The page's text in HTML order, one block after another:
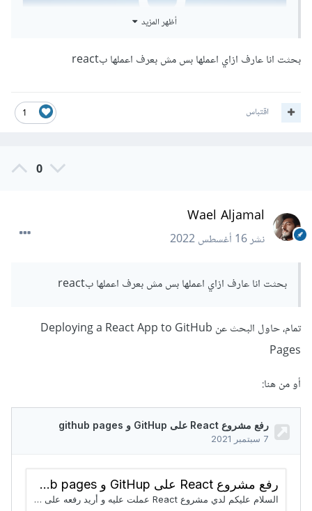
أظهر المزيد
بحثت انا عارف ازاي اعملها بس مش بعرف اعملها بreact
1 اقتباس
0
Wael Aljamal
نشر16 أغسطس 2022
بحثت انا عارف ازاي اعملها بس مش بعرف اعملها بreact
تمام، حاول البحث عن Deploying a React App to GitHub
Pages
أو من هنا: